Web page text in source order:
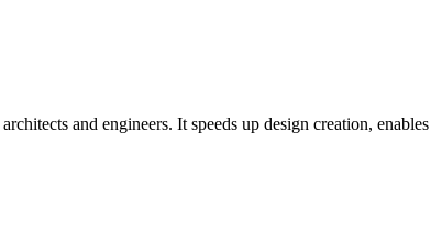
and engineers. It speeds up design creation,